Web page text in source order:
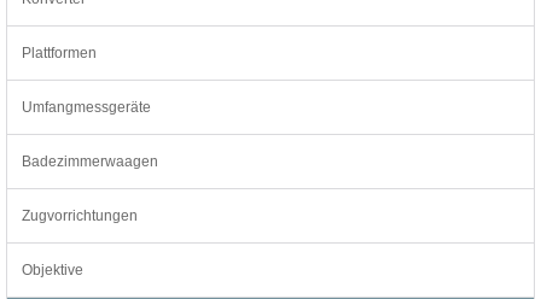
Plattformen
Umfangmessgeräte
Badezimmerwaagen
Zugvorrichtungen
Objektive